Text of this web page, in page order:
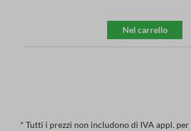
Nel carrello
* Tutti i prezzi non includono di IVA appl. per